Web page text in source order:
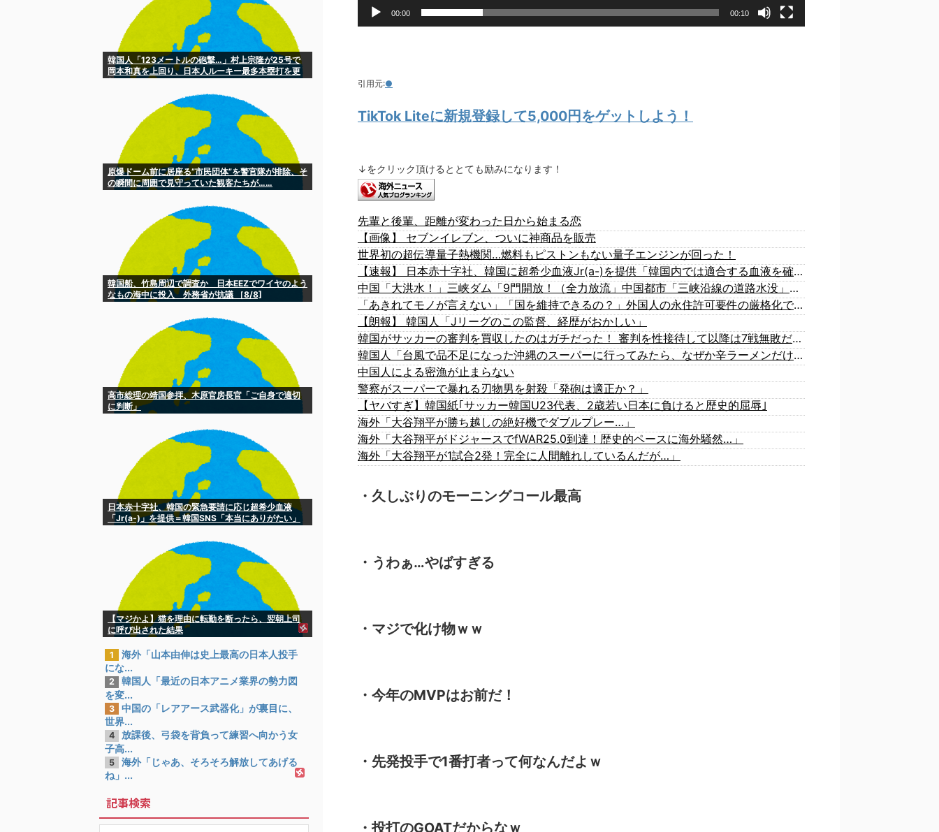
00:00 00:10
引用元:●
TikTok Liteに新規登録して5,000円をゲットしよう！
↓をクリック頂けるととても励みになります！
先輩と後輩、距離が変わった日から始まる恋
【画像】 セブンイレブン、ついに神商品を販売
世界初の超伝導量子熱機関…燃料もピストンもない量子エンジンが回った！
【速報】 日本赤十字社、韓国に超希少血液Jr(a-)を提供「韓国内では適合する血液を確保できなかった」※今回で4回目
中国「大洪水！」三峡ダム「9門開放！（全力放流」中国都市「三峡沿線の道路水没」中国政府「高速道路封鎖！」中国ダム「緊急放流に合わせて開門（土砂崩れ発生」→
「あきれてモノが言えない」「国を維持できるの？」外国人の永住許可要件の厳格化で在日中国人の本音は？
【朗報】 韓国人「Jリーグのこの監督、経歴がおかしい」
韓国がサッカーの審判を買収したのはガチだった！ 審判を性接待して以降は7戦無敗だったのが判明
韓国人「台風で品不足になった沖縄のスーパーに行ってみたら、なぜか辛ラーメンだけ売れ残っていたんです…」
中国人による密漁が止まらない
警察がスーパーで暴れる刃物男を射殺「発砲は適正か？」
【ヤバすぎ】韓国紙｢サッカー韓国U23代表、2歳若い日本に負けると歴史的屈辱｣
海外「大谷翔平が勝ち越しの絶好機でダブルプレー…」
海外「大谷翔平がドジャースでfWAR25.0到達！歴史的ペースに海外騒然…」
海外「大谷翔平が1試合2発！完全に人間離れしているんだが…」
・久しぶりのモーニングコール最高
・うわぁ…やばすぎる
・マジで化け物ｗｗ
・今年のMVPはお前だ！
・先発投手で1番打者って何なんだよｗ
・投打のGOATだからなｗ
韓国人「123メートルの砲撃…」村上宗隆が25号で
岡本和真を上回り、日本人ルーキー最多本塁打を更
原爆ドーム前に居座る”市民団体”を警官隊が排除、そ
の瞬間に周囲で見守っていた観客たちが……
韓国船、竹島周辺で調査か 日本EEZでワイヤのよう
なもの海中に投入 外務省が抗議 ［8/8]
高市総理の靖国参拝、木原官房長官「ご自身で適切
に判断」
日本赤十字社、韓国の緊急要請に応じ超希少血液
「Jr(a-)」を提供＝韓国SNS「本当にありがたい」
【マジかよ】猫を理由に転勤を断ったら、翌朝上司
に呼び出された結果
1
海外「山本由伸は史上最高の日本人投手
にな...
2
韓国人「最近の日本アニメ業界の勢力図
を変...
3
中国の「レアアース武器化」が裏目に、
世界...
4
放課後、弓袋を背負って練習へ向かう女
子高...
5
海外「じゃあ、そろそろ解放してあげる
ね」...
記事検索